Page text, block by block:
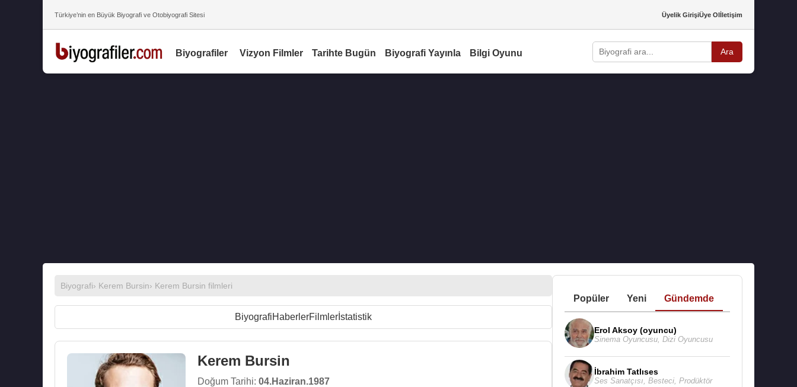
Türkiye’nin en Büyük Biyografi ve Otobiyografi Sitesi Üyelik GirişiÜye Olİletişim
Biyografiler Vizyon Filmler Tarihte Bugün Biyografi Yayınla Bilgi Oyunu Ara
Biyografi› Kerem Bursin› Kerem Bursin filmleri
BiyografiHaberlerFilmlerİstatistik
Kerem Bursin
Doğum Tarihi: 04.Haziran.1987
Popüler Yeni Gündemde
Erol Aksoy (oyuncu)
Sinema Oyuncusu, Dizi Oyuncusu
İbrahim Tatlıses
Ses Sanatçısı Besteci, Prodüktör